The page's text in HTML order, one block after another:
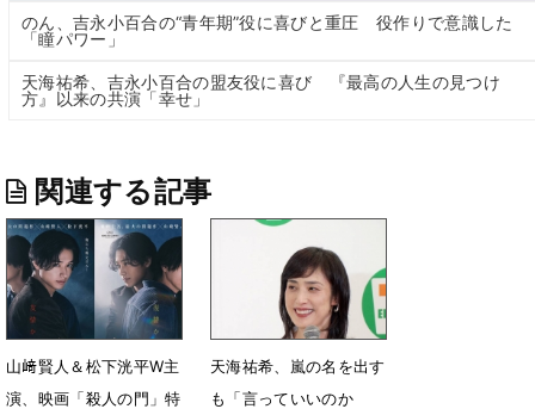
のん、吉永小百合の“青年期”役に喜びと重圧 役作りで意識した
「瞳パワー」
天海祐希、吉永小百合の盟友役に喜び 『最高の人生の見つけ
方』以来の共演「幸せ」
関連する記事
山﨑賢人＆松下洸平W主
演、映画「殺人の門」特
天海祐希、嵐の名を出す
も「言っていいのか